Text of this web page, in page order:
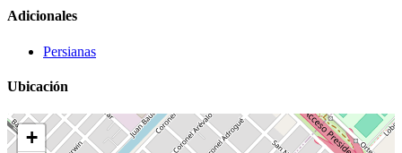
Adicionales
Persianas
Ubicación
+